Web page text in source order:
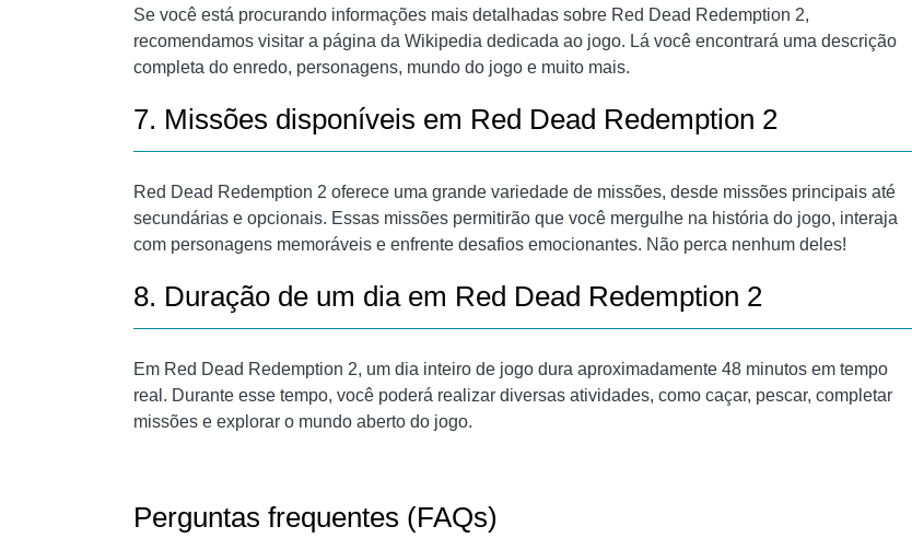
Se você está procurando informações mais detalhadas sobre Red Dead Redemption 2,
recomendamos visitar a página da Wikipedia dedicada ao jogo. Lá você encontrará uma descrição
completa do enredo, personagens, mundo do jogo e muito mais.
7. Missões disponíveis em Red Dead Redemption 2
Red Dead Redemption 2 oferece uma grande variedade de missões, desde missões principais até
secundárias e opcionais. Essas missões permitirão que você mergulhe na história do jogo, interaja
com personagens memoráveis ​​e enfrente desafios emocionantes. Não perca nenhum deles!
8. Duração de um dia em Red Dead Redemption 2
Em Red Dead Redemption 2, um dia inteiro de jogo dura aproximadamente 48 minutos em tempo
real. Durante esse tempo, você poderá realizar diversas atividades, como caçar, pescar, completar
missões e explorar o mundo aberto do jogo.
Perguntas frequentes (FAQs)